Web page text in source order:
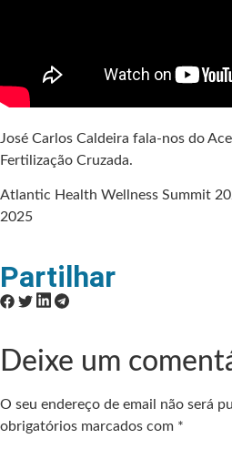
José Carlos Caldeira fala-nos do
Fertilização Cruzada.
Atlantic Health Wellness Summit
2025
Partilhar
Deixe um
O seu endereço de email não será
obrigatórios marcados com *